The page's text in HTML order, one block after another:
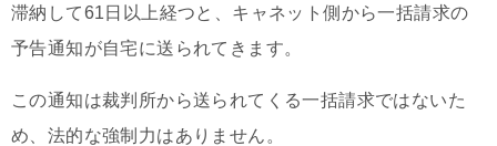
滞納して61日以上経つと、キャネット側から一括請求の
予告通知が自宅に送られてきます。
この通知は裁判所から送られてくる一括請求ではないた
め、法的な強制力はありません。